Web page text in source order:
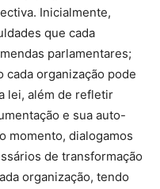
Inicialmente,
que cada
parlamentares;
cada organização pode
lei, além de refletir
e sua auto-
momento, dialogamos
de transformação
organização, tendo